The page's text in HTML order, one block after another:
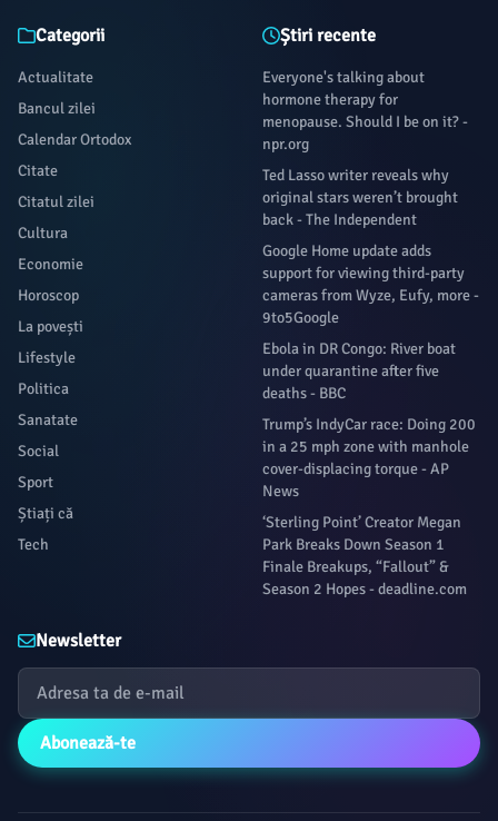
Categorii
Actualitate
Bancul zilei
Calendar Ortodox
Citate
Citatul zilei
Cultura
Economie
Horoscop
La povești
Lifestyle
Politica
Sanatate
Social
Sport
Știați că
Tech
Știri recente
Everyone's talking about
hormone therapy for
menopause. Should I be on it? -
npr.org
Ted Lasso writer reveals why
original stars weren’t brought
back - The Independent
Google Home update adds
support for viewing third-party
cameras from Wyze, Eufy, more -
9to5Google
Ebola in DR Congo: River boat
under quarantine after five
deaths - BBC
Trump’s IndyCar race: Doing 200
in a 25 mph zone with manhole
cover-displacing torque - AP
News
‘Sterling Point’ Creator Megan
Park Breaks Down Season 1
Finale Breakups, “Fallout” &
Season 2 Hopes - deadline.com
Newsletter
Abonează-te